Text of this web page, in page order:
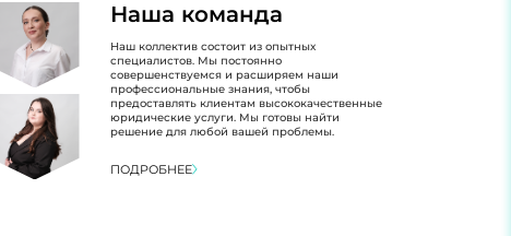
Наша команда
Наш коллектив состоит из опытных
специалистов. Мы постоянно
совершенствуемся и расширяем наши
профессиональные знания, чтобы
предоставлять клиентам высококачественные
юридические услуги. Мы готовы найти
решение для любой вашей проблемы.
ПОДРОБНЕЕ